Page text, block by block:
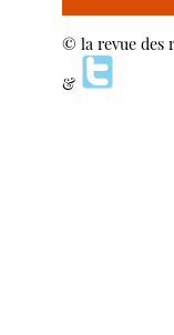
© la revue des
&